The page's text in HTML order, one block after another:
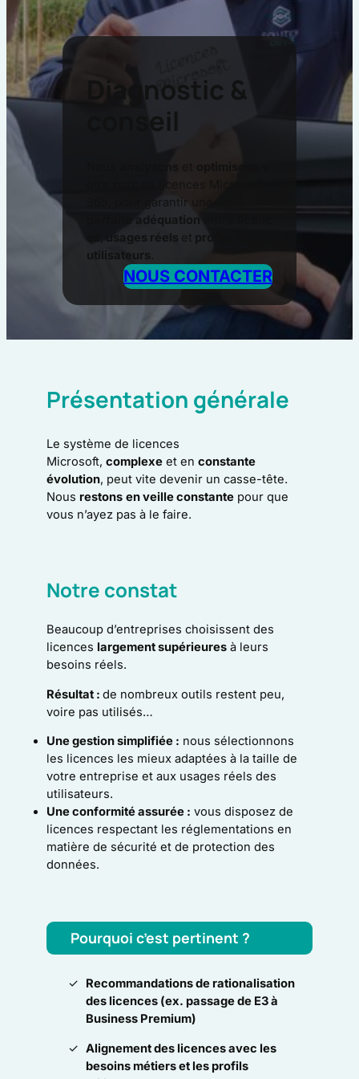
Diagnostic &
conseil
365, pour garantir une
adéquation
usages réels et profils
utilisateurs.
NOUS CONTACTER
Présentation générale
Le système de licences
Microsoft, complexe et en constante
évolution, peut vite devenir un casse-tête.
Nous restons en veille constante pour que
vous n’ayez pas à le faire.
Notre constat
Beaucoup d’entreprises choisissent des
licences largement supérieures à leurs
besoins réels.
Résultat : de nombreux outils restent peu,
voire pas utilisés…
Une gestion simplifiée : nous sélectionnons
les licences les mieux adaptées à la taille de
votre entreprise et aux usages réels des
utilisateurs.
Une conformité assurée : vous disposez de
licences respectant les réglementations en
matière de sécurité et de protection des
données.
Pourquoi c’est pertinent ?
Recommandations de rationalisation
des licences (ex. passage de E3 à
Business Premium)
Alignement des licences avec les
besoins métiers et les profils